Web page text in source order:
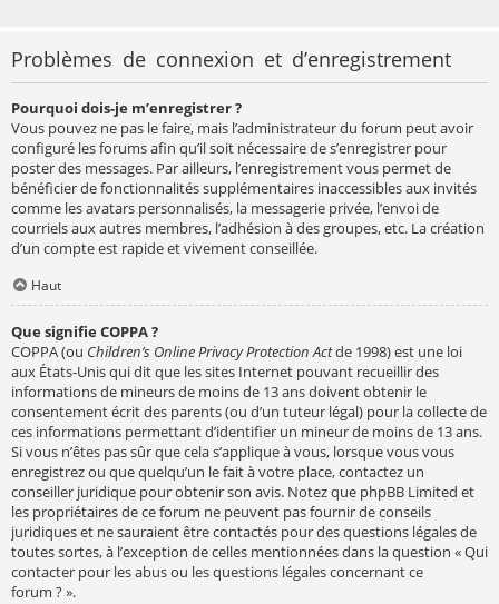
Problèmes de connexion et d’enregistrement
Pourquoi dois-je m’enregistrer ?
Vous pouvez ne pas le faire, mais l’administrateur du forum peut avoir
configuré les forums afin qu’il soit nécessaire de s’enregistrer pour
poster des messages. Par ailleurs, l’enregistrement vous permet de
bénéficier de fonctionnalités supplémentaires inaccessibles aux invités
comme les avatars personnalisés, la messagerie privée, l’envoi de
courriels aux autres membres, l’adhésion à des groupes, etc. La création
d’un compte est rapide et vivement conseillée.
Haut
Que signifie COPPA ?
COPPA (ou Children’s Online Privacy Protection Actde 1998) est une loi
aux États-Unis qui dit que les sites Internet pouvant recueillir des
informations de mineurs de moins de 13 ans doivent obtenir le
consentement écrit des parents (ou d’un tuteur légal) pour la collecte de
ces informations permettant d’identifier un mineur de moins de 13 ans.
Si vous n’êtes pas sûr que cela s’applique à vous, lorsque vous vous
enregistrez ou que quelqu’un le fait à votre place, contactez un
conseiller juridique pour obtenir son avis. Notez que phpBB Limited et
les propriétaires de ce forum ne peuvent pas fournir de conseils
juridiques et ne sauraient être contactés pour des questions légales de
toutes sortes, à l’exception de celles mentionnées dans la question « Qui
contacter pour les abus ou les questions légales concernant ce
forum ? ».